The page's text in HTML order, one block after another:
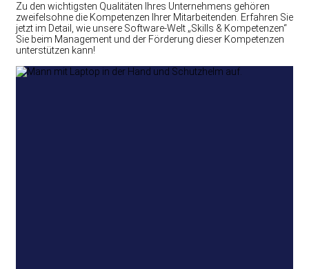
Zu den wichtigsten Qualitäten Ihres Unternehmens gehören
zweifelsohne die Kompetenzen Ihrer Mitarbeitenden. Erfahren Sie
jetzt im Detail, wie unsere Software-Welt „Skills & Kompetenzen“
Sie beim Management und der Förderung dieser Kompetenzen
unterstützen kann!